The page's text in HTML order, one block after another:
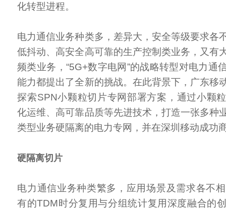
化转型进程。
电力通信业务种类多，差异大，安全等级要求各
低抖动、高安全高可靠的生产控制类业务，又有
频类业务，“5G+数字电网”的战略转型对电力通
能力都提出了全新的挑战。在此背景下，广东移
探索SPN小颗粒切片专网部署方案，通过小颗
化运维、高可靠品质等先进技术，打造一张多种
类型业务硬隔离的电力专网，并在深圳移动成功
硬隔离切片
电力通信业务种类繁多，应用场景及需求各不
有的TDM时分复用与分组统计复用深度融合的